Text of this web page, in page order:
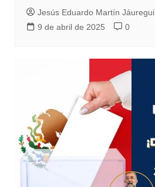
Jesús Eduardo Martín Jáuregui
9 de abril de 2025
0